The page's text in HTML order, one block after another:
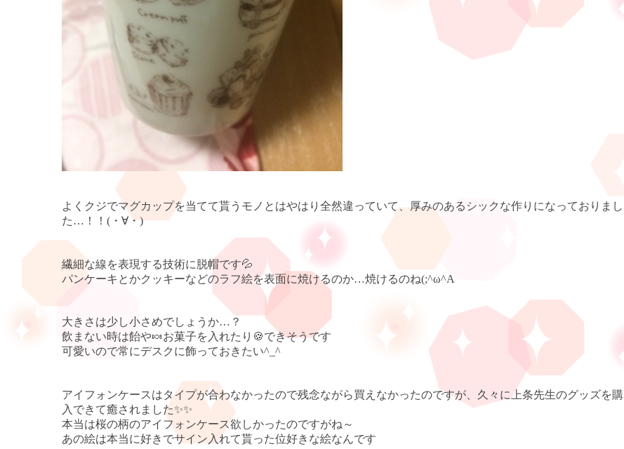
よくクジでマグカップを当てて貰うモノとはやはり全然違っていて、厚みのあるシックな作りになっておりまし
た… ！！(・∀・)
繊細な線を表現する技術に脱帽です💦
パンケーキとかクッキーなどのラフ絵を表面に焼けるのか…焼けるのね(;^ω^A
大きさは少し小さめでしょうか… ？
飲まない時は飴や🍬お菓子を入れたり 🍪できそうです
可愛いので常にデスクに飾っておきたい^_^
アイフォンケースはタイプが合わなかったので残念ながら買えなかったのですが、久々に上条先生のグッズを購
入できて癒されました✨✨
本当は桜の柄のアイフォンケース欲しかったのですがね～
あの絵は本当に好きでサイン入れて貰った位好きな絵なんです